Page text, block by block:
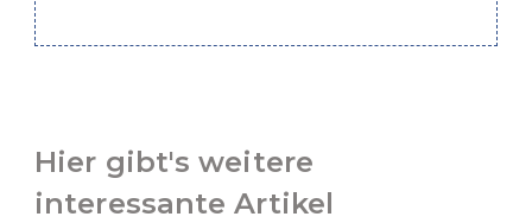
Hier gibt's weitere
interessante Artikel